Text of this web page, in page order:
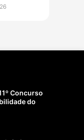
Concurso
do